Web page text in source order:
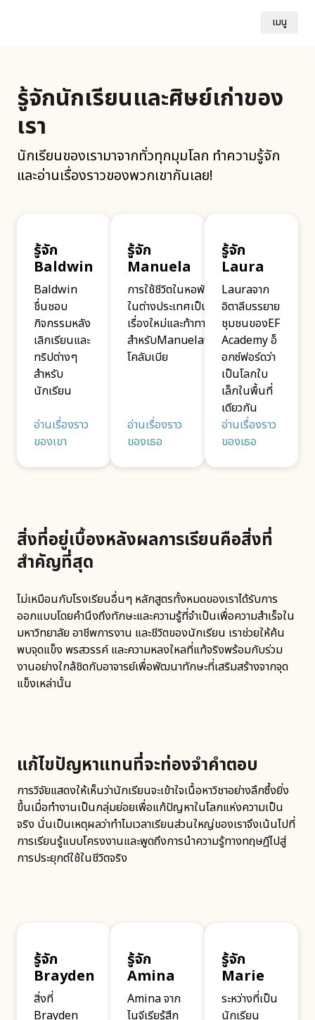
เมนู
รู้จักนักเรียนและศิษย์เก่าของ
เรา
นักเรียนของเรามาจากทั่วทุกมุมโลก ทำความรู้จัก
และอ่านเรื่องราวของพวกเขากันเลย!
รู้จัก
Baldwin
Baldwin
ชื่นชอบ
กิจกรรมหลัง
เลิกเรียนและ
ทริปต่างๆ
สำหรับ
นักเรียน
อ่านเรื่องราว
ของเขา
รู้จัก
Manuela
การใช้ชีวิตในหอพัก
ในต่างประเทศเป็น
เรื่องใหม่และท้าทาย
สำหรับManuelaจาก
โคลัมเบีย
อ่านเรื่องราว
ของเธอ
รู้จัก
Laura
Lauraจาก
อิตาลีบรรยาย
ชุมชนของEF
Academy อ็
อกซ์ฟอร์ดว่า
เป็นโลกใบ
เล็กในพื้นที่
เดียวกัน
อ่านเรื่องราว
ของเธอ
สิ่งที่อยู่เบื้องหลังผลการเรียนคือสิ่งที่
สำคัญที่สุด
ไม่เหมือนกับโรงเรียนอื่นๆ หลักสูตรทั้งหมดของเราได้รับการ
ออกแบบโดยคำนึงถึงทักษะและความรู้ที่จำเป็นเพื่อความสำเร็จใน
มหาวิทยาลัย อาชีพการงาน และชีวิตของนักเรียน เราช่วยให้ค้น
พบจุดแข็ง พรสวรรค์ และความหลงใหลที่แท้จริงพร้อมกับร่วม
งานอย่างใกล้ชิดกับอาจารย์เพื่อพัฒนาทักษะที่เสริมสร้างจากจุด
แข็งเหล่านั้น
แก้ไขปัญหาแทนที่จะท่องจำคำตอบ
การวิจัยแสดงให้เห็นว่านักเรียนจะเข้าใจเนื้อหาวิชาอย่างลึกซึ้งยิ่ง
ขึ้นเมื่อทำงานเป็นกลุ่มย่อยเพื่อแก้ปัญหาในโลกแห่งความเป็น
จริง นั่นเป็นเหตุผลว่าทำไมเวลาเรียนส่วนใหญ่ของเราจึงเน้นไปที่
การเรียนรู้แบบโครงงานและพูดถึงการนำความรู้ทางทฤษฎีไปสู่
การประยุกต์ใช้ในชีวิตจริง
รู้จัก
Brayden
สิ่งที่
Brayden
รู้จัก
Amina
Amina จาก
ไนจีเรียรู้สึก
รู้จัก
Marie
ระหว่างที่เป็น
นักเรียน